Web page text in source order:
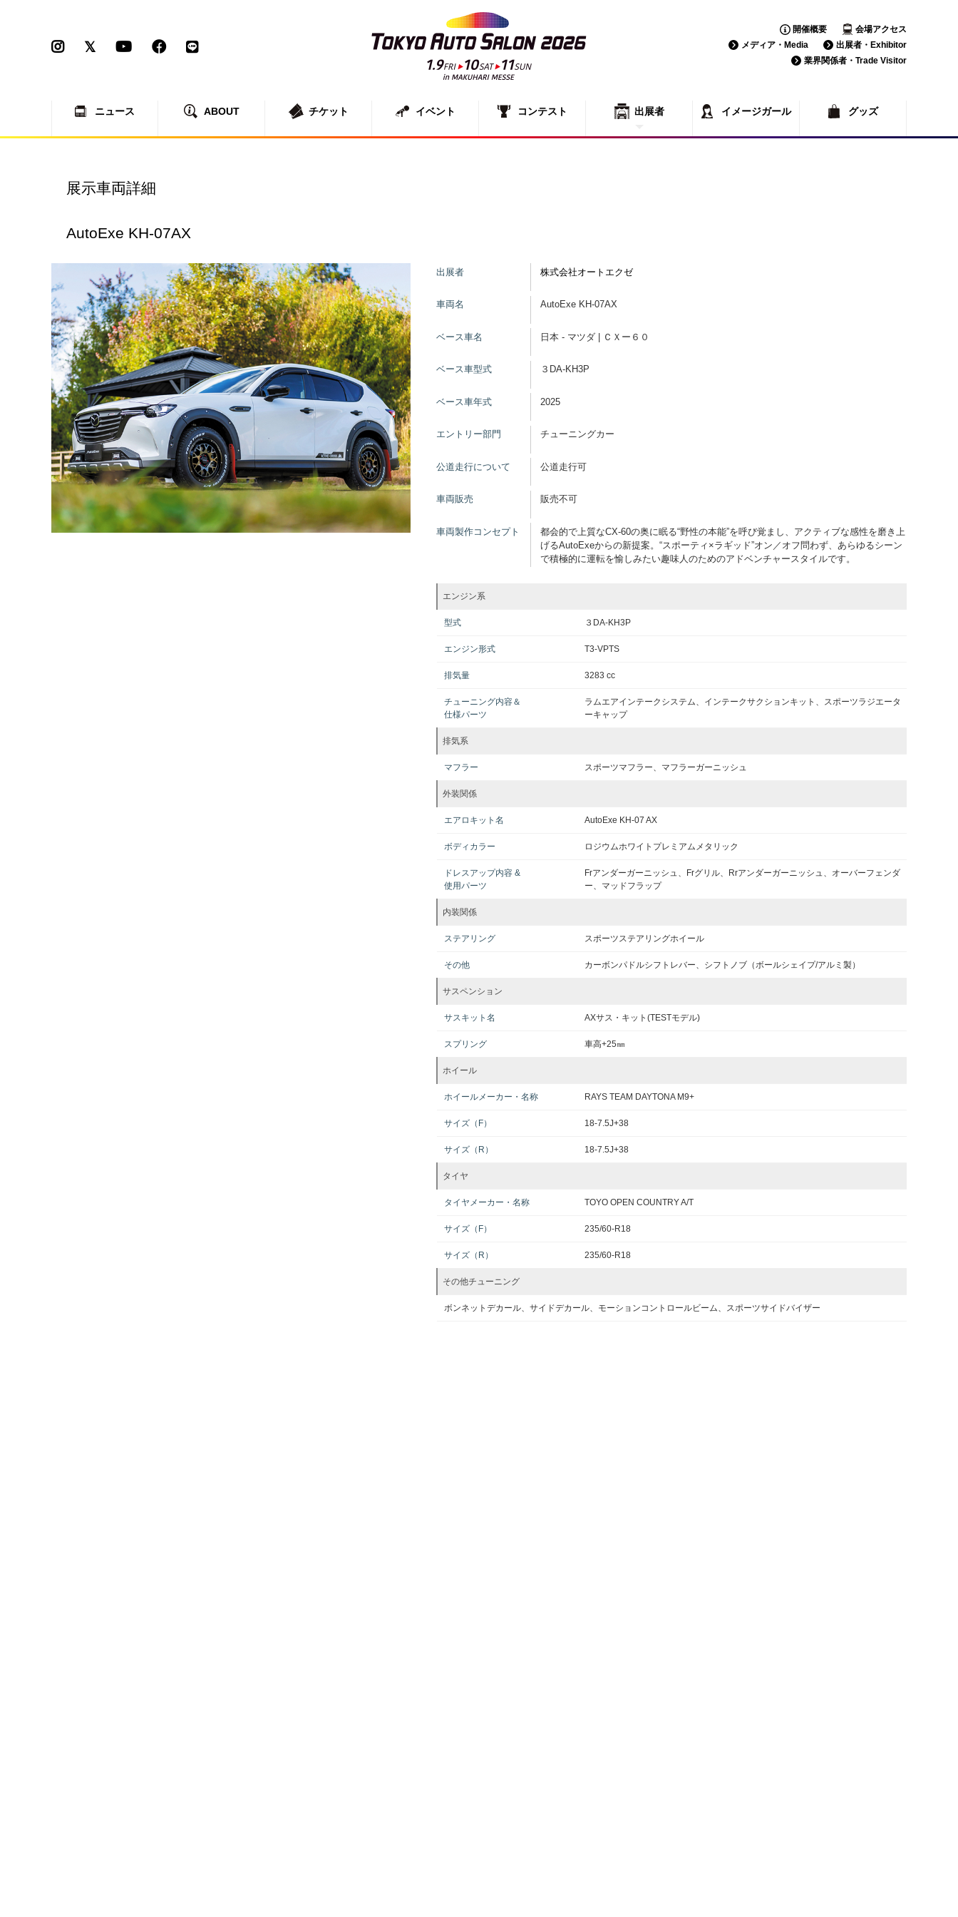
開催概要
会場アクセス
メディア・Media
出展者・Exhibitor
業界関係者・Trade Visitor
ニュース ABOUT チケット イベント コンテスト 出展者
出展者一覧
展示車両一覧
イメージガール グッズ
展示車両詳細
AutoExe KH-07AX
出展者 株式会社オートエクゼ
車両名 AutoExe KH-07AX
ベース車名 日本 - マツダ | ＣＸー６０
ベース車型式 ３DA-KH3P
ベース車年式 2025
エントリー部門 チューニングカー
公道走行について 公道走行可
車両販売 販売不可
車両製作コンセプト
都会的で上質なCX-60の奥に眠る“野性の本能”を呼び覚まし、アクティブな感性を磨き上
げるAutoExeからの新提案。“スポーティ×ラギッド”オン／オフ問わず、あらゆるシーン
で積極的に運転を愉しみたい趣味人のためのアドベンチャースタイルです。
エンジン系
型式 ３DA-KH3P
エンジン形式 T3-VPTS
排気量 3283 cc
チューニング内容＆
仕様パーツ
ラムエアインテークシステム、インテークサクションキット、スポーツラジエータ
ーキャップ
排気系
マフラー スポーツマフラー、マフラーガーニッシュ
外装関係
エアロキット名 AutoExe KH-07 AX
ボディカラー ロジウムホワイトプレミアムメタリック
ドレスアップ内容 &
使用パーツ
Frアンダーガーニッシュ、Frグリル、Rrアンダーガーニッシュ、オーバーフェンダ
ー、マッドフラップ
内装関係
ステアリング スポーツステアリングホイール
その他 カーボンパドルシフトレバー、シフトノブ（ボールシェイプ/アルミ製）
サスペンション
サスキット名 AXサス・キット(TESTモデル)
スプリング 車高+25㎜
ホイール
ホイールメーカー・名称 RAYS TEAM DAYTONA M9+
サイズ（F） 18-7.5J+38
サイズ（R） 18-7.5J+38
タイヤ
タイヤメーカー・名称 TOYO OPEN COUNTRY A/T
サイズ（F） 235/60-R18
サイズ（R） 235/60-R18
その他チューニング
ボンネットデカール、サイドデカール、モーションコントロールビーム、スポーツサイドバイザー